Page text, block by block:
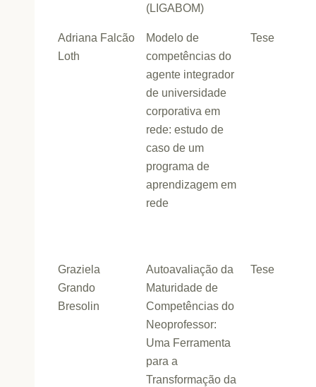
(LIGABOM)
Adriana Falcão
Loth
Modelo de
competências do
agente integrador
de universidade
corporativa em
rede: estudo de
caso de um
programa de
aprendizagem em
rede
Tese
Graziela
Grando
Bresolin
Autoavaliação da
Maturidade de
Competências do
Neoprofessor:
Uma Ferramenta
para a
Transformação da
Tese